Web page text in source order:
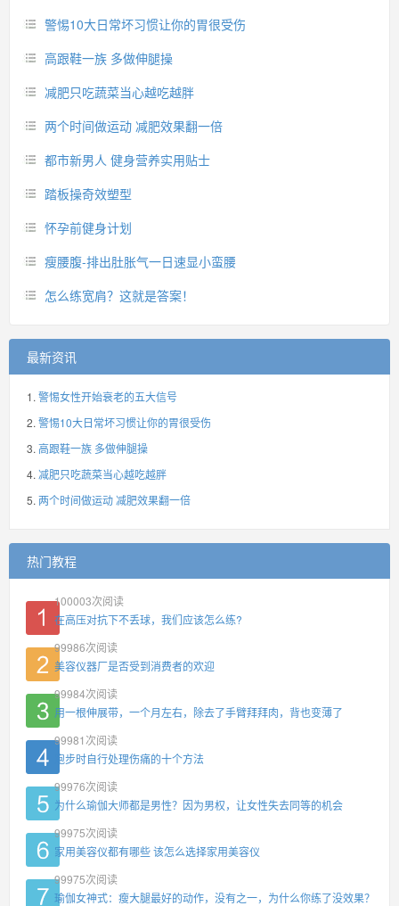
警惕10大日常坏习惯让你的胃很受伤
高跟鞋一族 多做伸腿操
减肥只吃蔬菜当心越吃越胖
两个时间做运动 减肥效果翻一倍
都市新男人 健身营养实用贴士
踏板操奇效塑型
怀孕前健身计划
瘦腰腹-排出肚胀气一日速显小蛮腰
怎么练宽肩？这就是答案！
最新资讯
警惕女性开始衰老的五大信号
警惕10大日常坏习惯让你的胃很受伤
高跟鞋一族 多做伸腿操
减肥只吃蔬菜当心越吃越胖
两个时间做运动 减肥效果翻一倍
热门教程
100003次阅读
在高压对抗下不丢球，我们应该怎么练?
99986次阅读
美容仪器厂是否受到消费者的欢迎
99984次阅读
用一根伸展带，一个月左右，除去了手臂拜拜肉，背也变薄了
99981 次阅读
跑步时自行处理伤痛的十个方法
99976次阅读
为什么瑜伽大师都是男性？因为男权，让女性失去同等的机会
99975次阅读
家用美容仪都有哪些 该怎么选择家用美容仪
99975次阅读
瑜伽女神式：瘦大腿最好的动作，没有之一，为什么你练了没效果？